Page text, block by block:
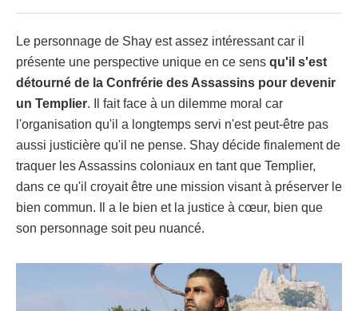
Le personnage de Shay est assez intéressant car il
présente une perspective unique en ce sens qu'il s'est
détourné de la Confrérie des Assassins pour devenir
un Templier. Il fait face à un dilemme moral car
l'organisation qu'il a longtemps servi n'est peut-être pas
aussi justicière qu'il ne pense. Shay décide finalement de
traquer les Assassins coloniaux en tant que Templier,
dans ce qu'il croyait être une mission visant à préserver le
bien commun. Il a le bien et la justice à cœur, bien que
son personnage soit peu nuancé.